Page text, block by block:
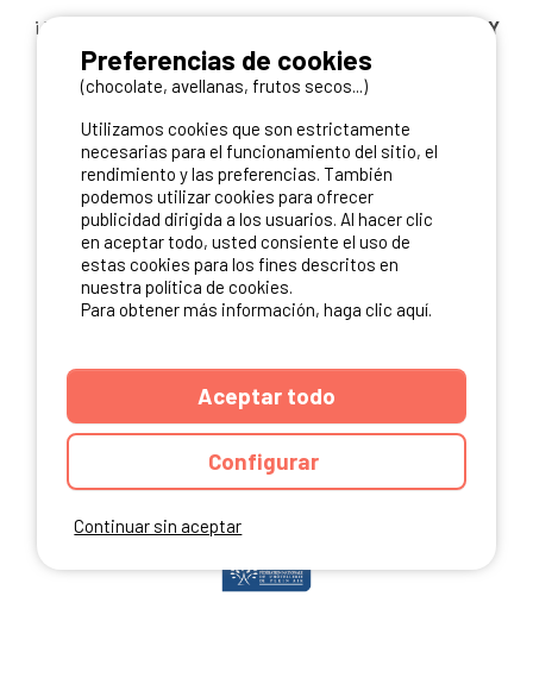
¡ Y NO TE PIERDAS NUESTRAS
OFERTAS, CONCURSOS Y
NOVEDADESINSCRIBIÉNDOTE A NUESTRA
NEWSLETTER!
ME INSCRIBO
NUESTROS PARTNERS
Continuar sin aceptar
Preferencias de cookies
(chocolate, avellanas, frutos secos...)
Utilizamos cookies que son estrictamente
necesarias para el funcionamiento del sitio, el
rendimiento y las preferencias. También
podemos utilizar cookies para ofrecer
publicidad dirigida a los usuarios. Al hacer clic
en aceptar todo, usted consiente el uso de
estas cookies para los fines descritos en
nuestra política de cookies.
Para obtener más información, haga clic aquí.
Aceptar todo
Configurar